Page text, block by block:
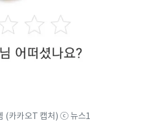
(카카오T 캡처) ⓒ 뉴스1